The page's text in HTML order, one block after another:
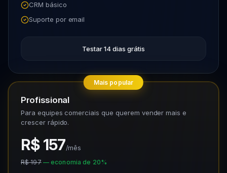
CRM básico
Suporte por email
Testar 14 dias grátis
Mais popular
Profissional
Para equipes comerciais que querem vender mais e
crescer rápido.
R$ 157/mês
R$ 197 — economia de 20%